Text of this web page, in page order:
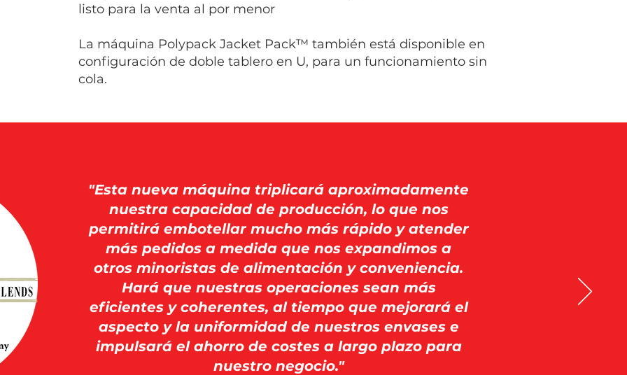
listo para la venta al por menor
La máquina Polypack Jacket Pack™ también está disponible en
configuración de doble tablero en U, para un funcionamiento sin
cola.
"Esta nueva máquina triplicará aproximadamente
nuestra capacidad de producción, lo que nos
permitirá embotellar mucho más rápido y atender
más pedidos a medida que nos expandimos a
otros minoristas de alimentación y conveniencia.
Hará que nuestras operaciones sean más
eficientes y coherentes, al tiempo que mejorará el
aspecto y la uniformidad de nuestros envases e
impulsará el ahorro de costes a largo plazo para
nuestro negocio."